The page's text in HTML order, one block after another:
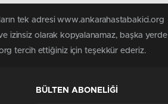
EskişehirGazeteleri
GiresunGazeteleri
tek adresi www.ankarahastabakici.org
izinsiz olarak kopyalanamaz, başka yerde
tercih ettiğiniz için teşekkür ederiz.
BÜLTEN ABONELİĞİ